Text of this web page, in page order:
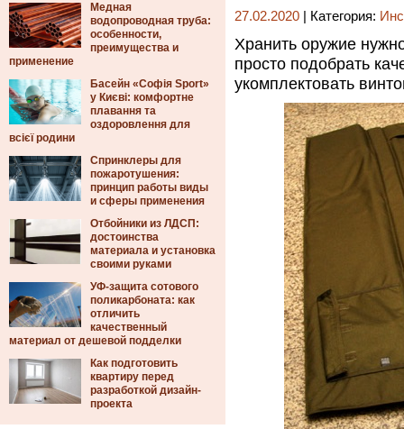
Медная
водопроводная труба:
особенности,
преимущества и
применение
Басейн «Софія Sport»
у Києві: комфортне
плавання та
оздоровлення для
всієї родини
Спринклеры для
пожаротушения:
принцип работы виды
и сферы применения
Отбойники из ЛДСП:
достоинства
материала и установка
своими руками
УФ-защита сотового
поликарбоната: как
отличить
качественный
материал от дешевой подделки
Как подготовить
квартиру перед
разработкой дизайн-
проекта
27.02.2020 | Категория:
Хранить оружие
просто подобрать
укомплектовать